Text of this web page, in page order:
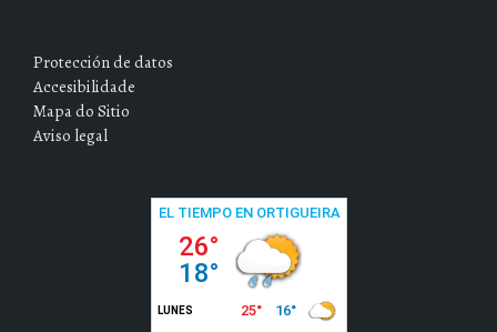
Protección de datos
Accesibilidade
Mapa do Sitio
Aviso legal